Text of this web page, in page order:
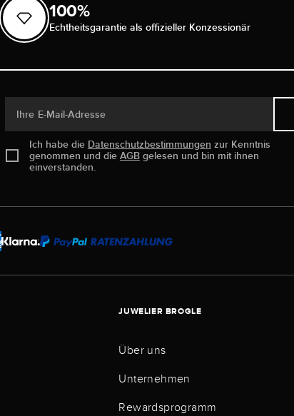
100%
Echtheitsgarantie als offizieller Konzessionär
Ihre E-Mail-Adresse
Ich habe die Datenschutzbestimmungen zur Kenntnis
genommen und die AGBgelesen und bin mit ihnen
einverstanden.
JUWELIER BROGLE
Über uns
Unternehmen
Rewardsprogramm